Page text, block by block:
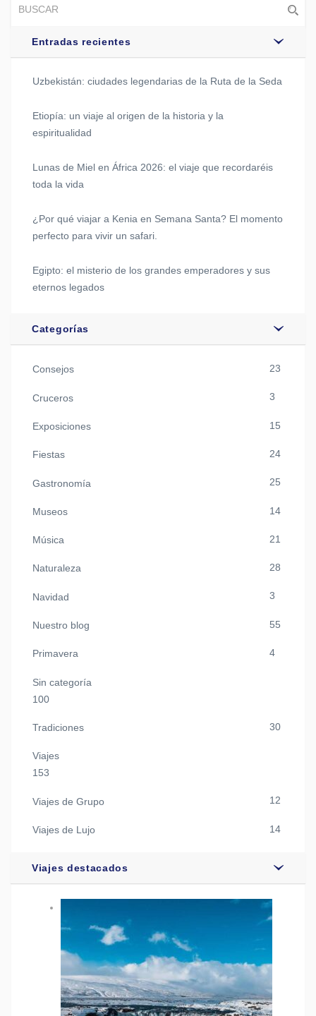
Entradas recientes
Uzbekistán: ciudades legendarias de la Ruta de la Seda
Etiopía: un viaje al origen de la historia y la
espiritualidad
Lunas de Miel en África 2026: el viaje que recordaréis
toda la vida
¿Por qué viajar a Kenia en Semana Santa? El momento
perfecto para vivir un safari.
Egipto: el misterio de los grandes emperadores y sus
eternos legados
Categorías
Consejos 23
Cruceros 3
Exposiciones 15
Fiestas 24
Gastronomía 25
Museos 14
Música 21
Naturaleza 28
Navidad 3
Nuestro blog 55
Primavera 4
Sin categoría
100
Tradiciones 30
Viajes
153
Viajes de Grupo 12
Viajes de Lujo 14
Viajes destacados